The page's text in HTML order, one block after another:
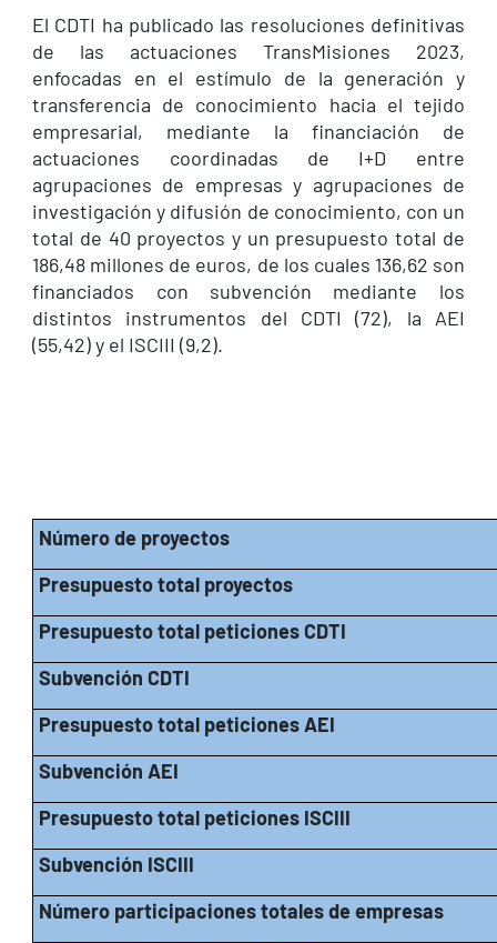
El CDTI ha publicado las resoluciones definitivas
de las actuaciones TransMisiones 2023,
enfocadas en el estímulo de la generación y
transferencia de conocimiento hacia el tejido
empresarial, mediante la financiación de
actuaciones coordinadas de I+D entre
agrupaciones de empresas y agrupaciones de
investigación y difusión de conocimiento, con un
total de 40 proyectos y un presupuesto total de
186,48 millones de euros, de los cuales 136,62 son
financiados con subvención mediante los
distintos instrumentos del CDTI (72), la AEI
(55,42) y el ISCIII (9,2).
Número de proyectos
Presupuesto total proyectos
Presupuesto total peticiones CDTI
Subvención CDTI
Presupuesto total peticiones AEI
Subvención AEI
Presupuesto total peticiones ISCIII
Subvención ISCIII
Número participaciones totales de empresas